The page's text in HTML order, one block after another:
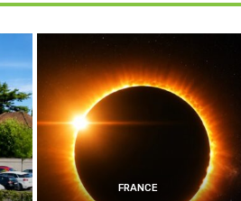
FRANCE